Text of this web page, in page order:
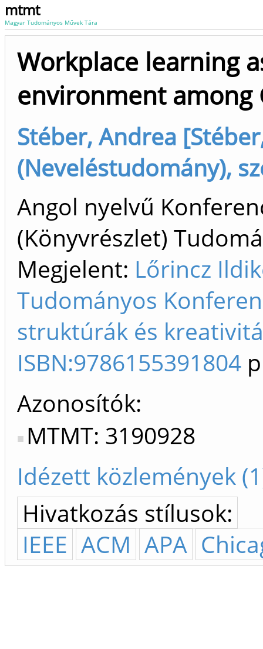
mtmt
Magyar Tudományos Művek Tára
Workplace learning
environment among
Stéber, Andrea
(Neveléstudomány),
Angol nyelvű
(Könyvrészlet)
Megjelent: Lőrincz
Tudományos
struktúrák és
ISBN:9786155391804
Azonosítók
MTMT: 3190928
Idézett közlemények
Hivatkozás stílusok:
IEEE ACM APA